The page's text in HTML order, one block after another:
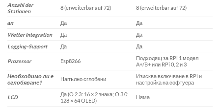
Anzahl der
Stationen
8 (erweiterbar auf 72) 8 (erweiterbar auf 72)
ап Да
Да
Wetter Integration
Да
Да
Logging-Support
Да Да
Prozessor Esp8266
Подходящ за RPi 1 модел
A+/B+ или RPi 0, 2 и 3
Необходимо ли е
сглобяване?
Напълно сглобени
Изисква включване в RPi и
настройка на софтуера
LCD
Да (O 2.3: 16 × 2 знака; O 3.0:
128 × 64 OLED)
Няма